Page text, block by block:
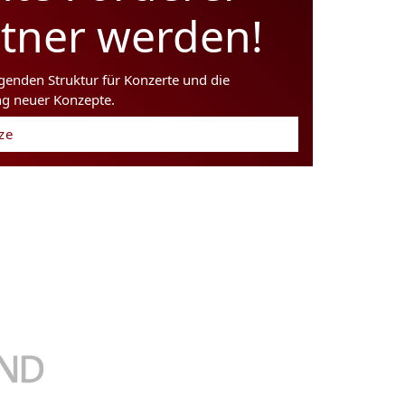
werden!
Struktur für Konzerte und die
neuer Konzepte.